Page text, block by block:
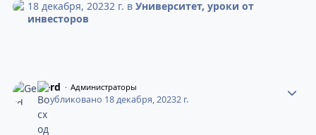
18 декабря, 20232 г. вУниверситет, уроки от
инвесторов
Gerd Администраторы
Опубликовано 18 декабря, 20232 г.